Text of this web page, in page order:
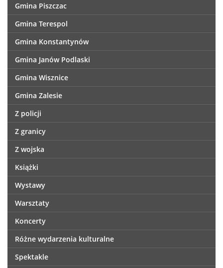
Gmina Piszczac
Gmina Terespol
Gmina Konstantynów
Gmina Janów Podlaski
Gmina Wisznice
Gmina Zalesie
Z policji
Z granicy
Z wojska
Książki
Wystawy
Warsztaty
Koncerty
Różne wydarzenia kulturalne
Spektakle